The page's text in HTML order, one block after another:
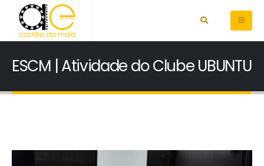
ESCM | Atividade do Clube UBUNTU